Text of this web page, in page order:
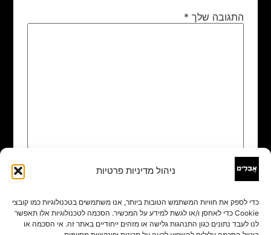
ניהול מדיניות פרטיות
כדי לספק את חוויות המשתמש הטובות ביותר, אנו משתמשים בטכנולוגיות כמו קובצי
Cookie כדי לאחסן ו/או לגשת למידע על המכשיר. הסכמה לטכנולוגיות אלו תאפשר
לנו לעבד נתונים כגון התנהגות גלישה או מזהים ייחודיים באתר זה. אי הסכמה או
התגובה שלך *
שם
אימייל*